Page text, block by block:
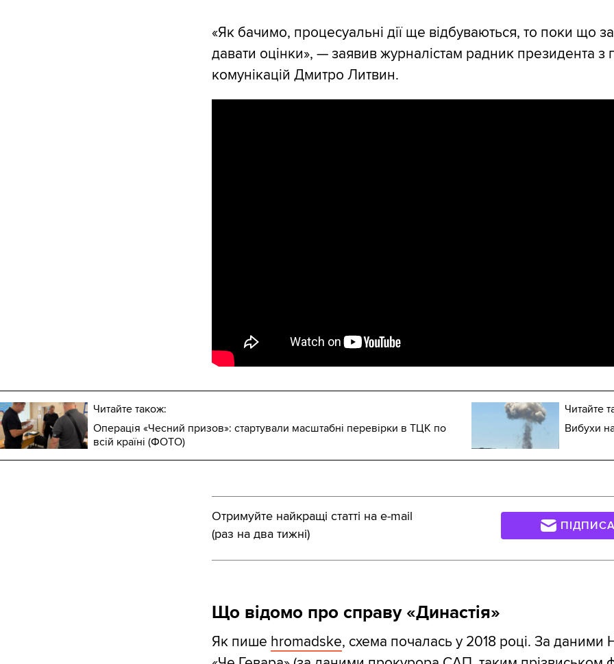
«Як бачимо, процесуальні дії ще відбуваються, то поки що
давати оцінки», — заявив журналістам радник президента з
комунікацій Дмитро Литвин.
Читайте також:
Операція «Чесний призов»: стартували масштабні перевірки в ТЦК по
всій країні (ФОТО)
Читайте
Вибухи
Отримуйте найкращі статті на e-mail
(раз на два тижні)
Що відомо про справу «Династія»
Як пише hromadske, схема почалась у 2018 році. За даними